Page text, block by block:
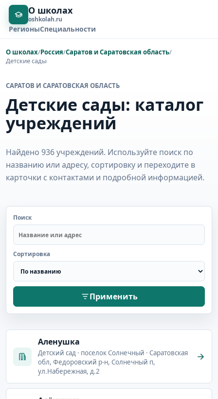
О школах
oshkolah.ru
РегионыСпециальности
О школах/Россия/Саратов и Саратовская область/
Детские сады
САРАТОВ И САРАТОВСКАЯ ОБЛАСТЬ
Детские сады: каталог
учреждений
Найдено 936 учреждений. Используйте поиск по
названию или адресу, сортировку и переходите в
карточки с контактами и подробной информацией.
Поиск
Сортировка
Применить
Аленушка
Детский сад · поселок Солнечный · Саратовская
обл, Федоровский р-н, Солнечный п,
ул.Набережная, д.2